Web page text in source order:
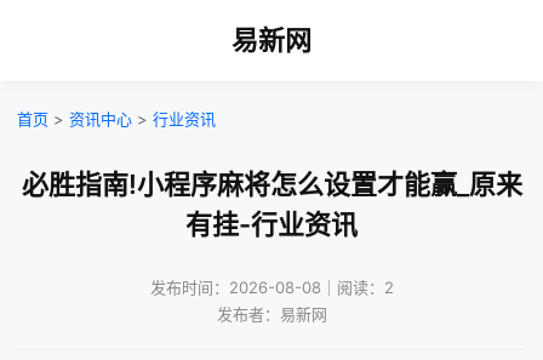
易新网
首页 > 资讯中心 > 行业资讯
必胜指南!小程序麻将怎么设置才能赢_原来
有挂-行业资讯
发布时间：2026-08-08｜阅读：2
发布者：易新网